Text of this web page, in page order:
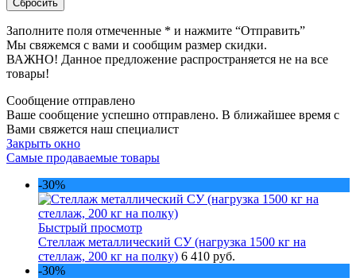
Заполните поля отмеченные * и нажмите “Отправить”
Мы свяжемся с вами и сообщим размер скидки.
ВАЖНО! Данное предложение распространяется не на все
товары!
Сообщение отправлено
Ваше сообщение успешно отправлено. В ближайшее время с
Вами свяжется наш специалист
Закрыть окно
Самые продаваемые товары
-30%
Быстрый просмотр
Стеллаж металлический СУ (нагрузка 1500 кг на
стеллаж, 200 кг на полку) 6 410 руб.
-30%